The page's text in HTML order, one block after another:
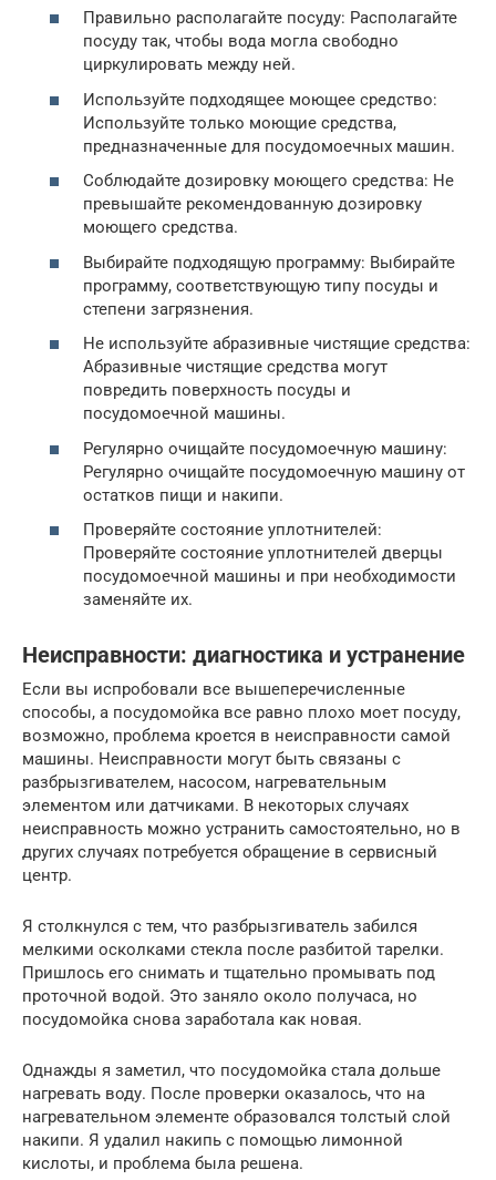
Правильно располагайте посуду: Располагайте
посуду так, чтобы вода могла свободно
циркулировать между ней.
Используйте подходящее моющее средство:
Используйте только моющие средства,
предназначенные для посудомоечных машин.
Соблюдайте дозировку моющего средства: Не
превышайте рекомендованную дозировку
моющего средства.
Выбирайте подходящую программу: Выбирайте
программу, соответствующую типу посуды и
степени загрязнения.
Не используйте абразивные чистящие средства:
Абразивные чистящие средства могут
повредить поверхность посуды и
посудомоечной машины.
Регулярно очищайте посудомоечную машину:
Регулярно очищайте посудомоечную машину от
остатков пищи и накипи.
Проверяйте состояние уплотнителей:
Проверяйте состояние уплотнителей дверцы
посудомоечной машины и при необходимости
заменяйте их.
Неисправности: диагностика и устранение
Если вы испробовали все вышеперечисленные
способы, а посудомойка все равно плохо моет посуду,
возможно, проблема кроется в неисправности самой
машины. Неисправности могут быть связаны с
разбрызгивателем, насосом, нагревательным
элементом или датчиками. В некоторых случаях
неисправность можно устранить самостоятельно, но в
других случаях потребуется обращение в сервисный
центр.
Я столкнулся с тем, что разбрызгиватель забился
мелкими осколками стекла после разбитой тарелки.
Пришлось его снимать и тщательно промывать под
проточной водой. Это заняло около получаса, но
посудомойка снова заработала как новая.
Однажды я заметил, что посудомойка стала дольше
нагревать воду. После проверки оказалось, что на
нагревательном элементе образовался толстый слой
накипи. Я удалил накипь с помощью лимонной
кислоты, и проблема была решена.